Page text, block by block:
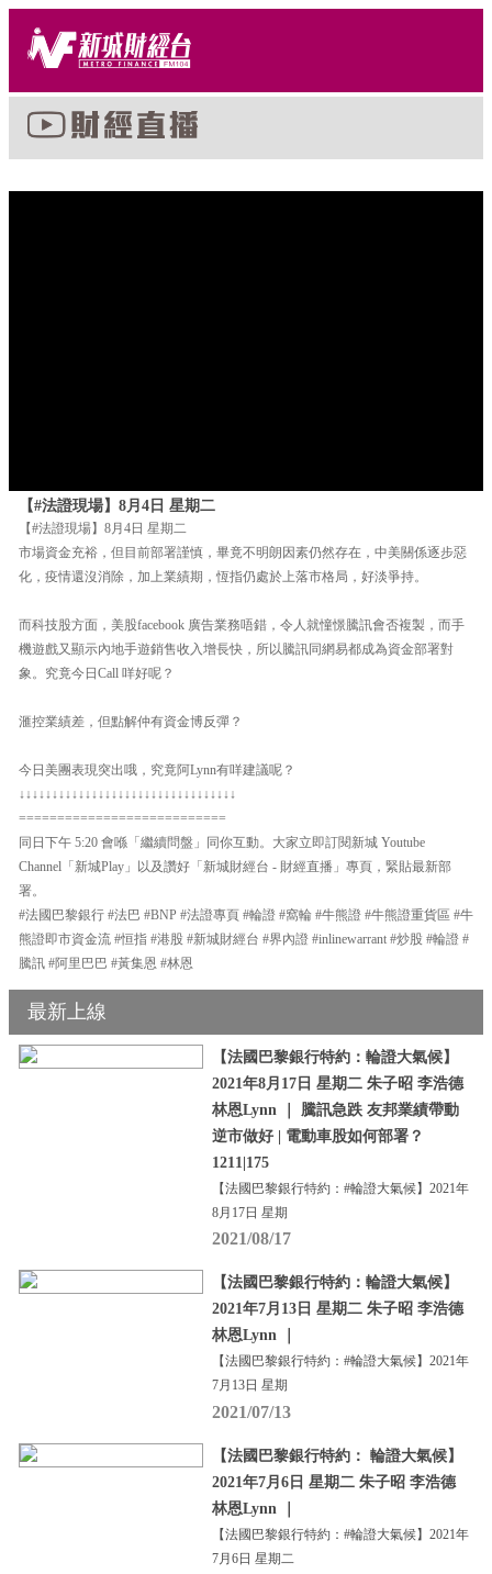
【#法證現場】8月4日 星期二
【#法證現場】8月4日 星期二
市場資金充裕，但目前部署謹慎，畢竟不明朗因素仍然存在，中美關係逐步惡
化，疫情還沒消除，加上業績期，恆指仍處於上落市格局，好淡爭持。
而科技股方面，美股facebook 廣告業務唔錯，令人就憧憬騰訊會否複製，而手
機遊戲又顯示內地手遊銷售收入增長快，所以騰訊同網易都成為資金部署對
象。究竟今日Call 咩好呢？
滙控業績差，但點解仲有資金博反彈？
今日美團表現突出哦，究竟阿Lynn有咩建議呢？
↓↓↓↓↓↓↓↓↓↓↓↓↓↓↓↓↓↓↓↓↓↓↓↓↓↓↓↓↓↓↓↓↓
===========================
同日下午 5:20 會喺「繼續問盤」同你互動。大家立即訂閱新城 Youtube
Channel「新城Play」以及讚好「新城財經台 - 財經直播」專頁，緊貼最新部
署。
#法國巴黎銀行 #法巴 #BNP #法證專頁 #輪證 #窩輪 #牛熊證 #牛熊證重貨區 #牛
熊證即市資金流 #恒指 #港股 #新城財經台 #界內證 #inlinewarrant #炒股 #輪證 #
騰訊 #阿里巴巴 #黃集恩 #林恩
最新上線
【法國巴黎銀行特約：輪證大氣候】
2021年8月17日 星期二 朱子昭 李浩德
林恩Lynn ｜ 騰訊急跌 友邦業績帶動
逆市做好 | 電動車股如何部署？
1211|175
【法國巴黎銀行特約：#輪證大氣候】2021年
8月17日 星期
2021/08/17
【法國巴黎銀行特約：輪證大氣候】
2021年7月13日 星期二 朱子昭 李浩德
林恩Lynn ｜
【法國巴黎銀行特約：#輪證大氣候】2021年
7月13日 星期
2021/07/13
【法國巴黎銀行特約： 輪證大氣候】
2021年7月6日 星期二 朱子昭 李浩德
林恩Lynn ｜
【法國巴黎銀行特約：#輪證大氣候】2021年
7月6日 星期二